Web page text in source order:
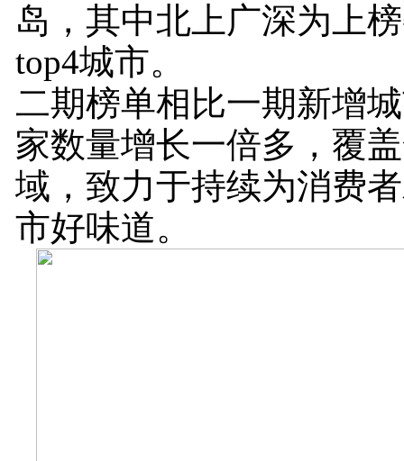
岛，其中北上广深为上
top4城市。
二期榜单相比一期新增
家数量增长一倍多，覆
域，致力于持续为消费
市好味道。